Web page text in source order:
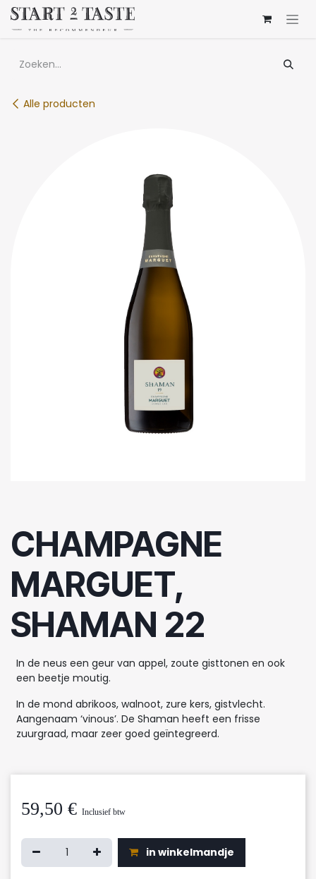
Overslaan naar inhoud
Alle producten
CHAMPAGNE
MARGUET,
SHAMAN 22
In de neus een geur van appel, zoute gisttonen en ook
een beetje moutig.
In de mond abrikoos, walnoot, zure kers, gistvlecht.
Aangenaam ‘vinous’. De Shaman heeft een frisse
zuurgraad, maar zeer goed geïntegreerd.
59,50 € Inclusief btw
in winkelmandje